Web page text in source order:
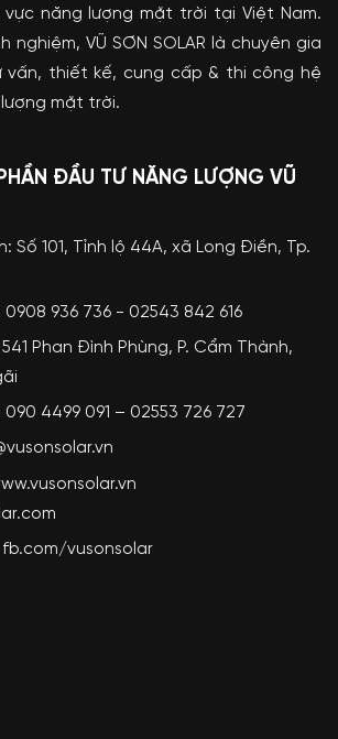
năng lượng mặt trời tại Việt Nam.
nghiệm, VŨ SƠN SOLAR là chuyên gia
vấn, thiết kế, cung cấp & thi công hệ
mặt trời.
ĐẦU TƯ NĂNG LƯỢNG VŨ
Số 101, Tỉnh lộ 44A, xã Long Điền, Tp.
936 736 - 02543 842 616
Phan Đình Phùng, P. Cẩm Thành,
4499 091 – 02553 726 727
fb.com/vusonsolar